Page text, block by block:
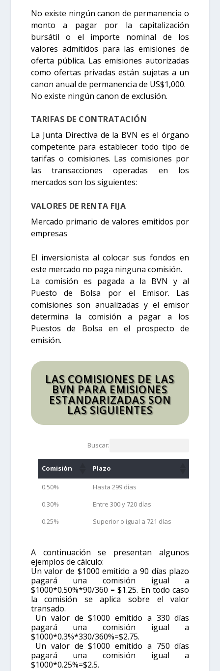
No existe ningún canon de permanencia o
monto a pagar por la capitalización
bursátil o el importe nominal de los
valores admitidos para las emisiones de
oferta pública. Las emisiones autorizadas
como ofertas privadas están sujetas a un
canon anual de permanencia de US$1,000.
No existe ningún canon de exclusión.
TARIFAS DE CONTRATACIÓN
La Junta Directiva de la BVN es el órgano
competente para establecer todo tipo de
tarifas o comisiones. Las comisiones por
las transacciones operadas en los
mercados son los siguientes:
VALORES DE RENTA FIJA
Mercado primario de valores emitidos por
empresas
El inversionista al colocar sus fondos en
este mercado no paga ninguna comisión.
La comisión es pagada a la BVN y al
Puesto de Bolsa por el Emisor. Las
comisiones son anualizadas y el emisor
determina la comisión a pagar a los
Puestos de Bolsa en el prospecto de
emisión.
LAS COMISIONES DE LAS
BVN PARA EMISIONES
ESTANDARIZADAS SON
LAS SIGUIENTES
Buscar:
Comisión Plazo
0.50%
Hasta 299 días
0.30%
Entre 300 y 720 días
0.25%
Superior o igual a 721 días
A continuación se presentan algunos
ejemplos de cálculo:
Un valor de $1000 emitido a 90 días plazo
pagará una comisión igual a
$1000*0.50%*90/360 = $1.25. En todo caso
la comisión se aplica sobre el valor
transado.
Un valor de $1000 emitido a 330 días
pagará una comisión igual a
$1000*0.3%*330/360%=$2.75.
Un valor de $1000 emitido a 750 días
pagará una comisión igual a
$1000*0.25%=$2.5.